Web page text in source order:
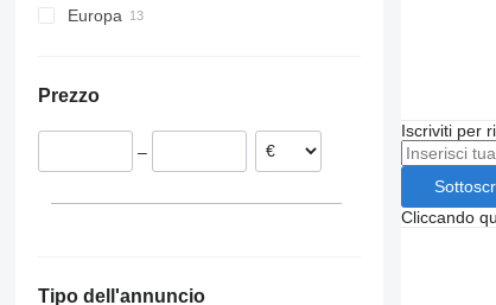
Europa
Danimarca
Austria
Prezzo
–
Tipo dell'annuncio
Iscriviti per
Cliccando